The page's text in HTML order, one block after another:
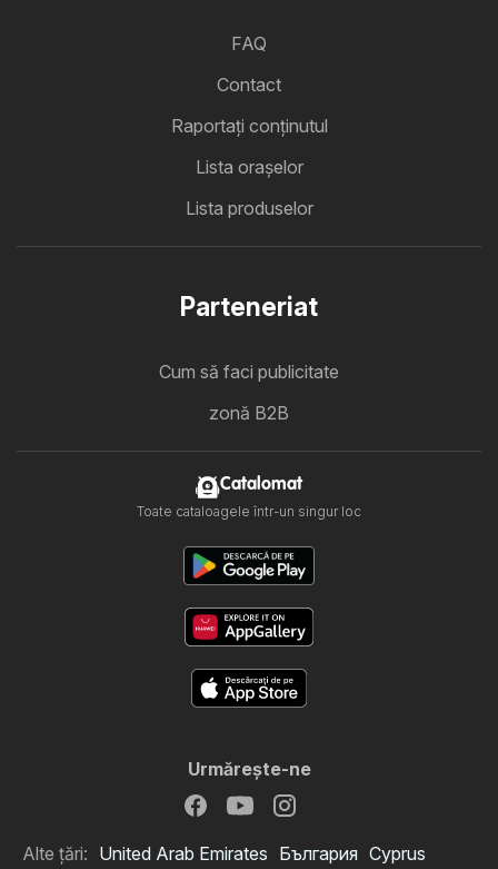
FAQ
Contact
Raportați conținutul
Lista oraşelor
Lista produselor
Parteneriat
Cum să faci publicitate
zonă B2B
Catalomat
Toate cataloagele într-un singur loc
Urmăreşte-ne
Alte țări: United Arab Emirates България Cyprus